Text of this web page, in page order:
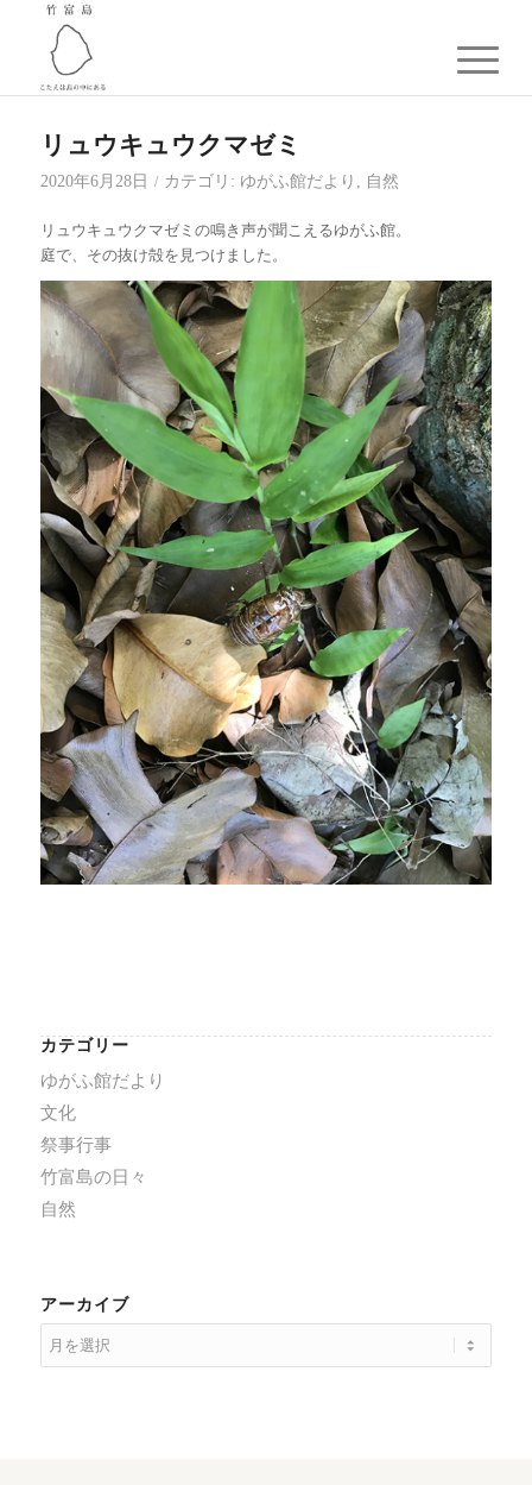
リュウキュウクマゼミ
2020年6月28日 / カテゴリ: ゆがふ館だより 自然
リュウキュウクマゼミの鳴き声が聞こえるゆがふ館。
庭で、その抜け殻を見つけました。
カテゴリー
ゆがふ館だより
文化
祭事行事
竹富島の日々
自然
アーカイブ